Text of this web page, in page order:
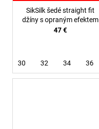
SikSilk šedé straight fit
džíny s opraným efektem
47 €
30 32 34 36